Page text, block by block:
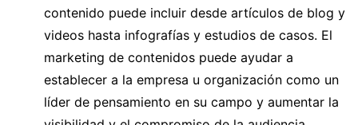
contenido puede incluir desde artículos de blog y
videos hasta infografías y estudios de casos. El
marketing de contenidos puede ayudar a
establecer a la empresa u organización como un
líder de pensamiento en su campo y aumentar la